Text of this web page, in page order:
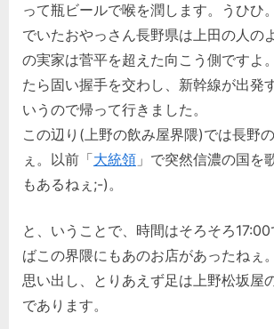
って瓶ビールで喉を潤します。うひひ
でいたおやっさん長野県は上田の人の
の実家は菅平を超えた向こう側ですよ
たら固い握手を交わし、新幹線が出発
いうので帰って行きました。
この辺り(上野の飲み屋界隈)では長野
ぇ。以前「大統領 」で突然信濃の国を
もあるねぇ;-)。
と、いうことで、時間はそろそろ17:00
ばこの界隈にもあのお店があったねぇ
思い出し、とりあえず足は上野松坂屋
であります。